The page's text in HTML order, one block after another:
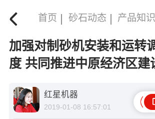
首页 砂石动态 产品知识
加强对制砂机安装和运转
度 共同推进中原经济区建
红星机器
2019-01-08 16:57:01